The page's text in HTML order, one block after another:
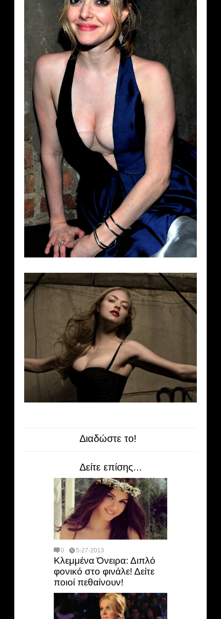
Διαδώστε το!
Δείτε επίσης...
0 5-27-2013
Κλεμμένα Όνειρα: Διπλό
φονικό στο φινάλε! Δείτε
ποιοί πεθαίνουν!